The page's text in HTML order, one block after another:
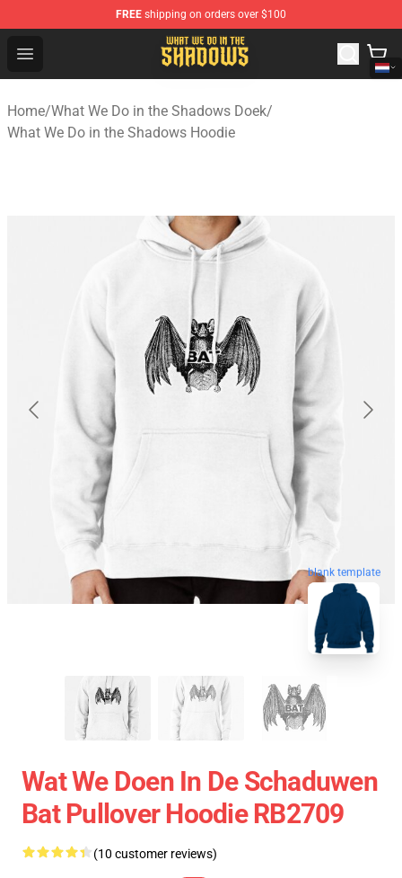
FREE shipping on orders over $100
Open menu
What We Do in the Shadows Shop - Official What We
Home/What We Do in the Shadows Doek/
What We Do in the Shadows Hoodie
blank template
Wat We Doen In De Schaduwen
Bat Pullover Hoodie RB2709
(10 customer reviews)